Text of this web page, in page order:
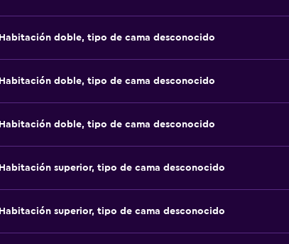
Habitación doble, tipo de cama desconocido
Habitación doble, tipo de cama desconocido
Habitación doble, tipo de cama desconocido
Habitación superior, tipo de cama desconocido
Habitación superior, tipo de cama desconocido